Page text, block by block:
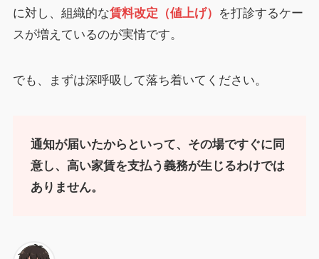
に対し、組織的な賃料改定（値上げ）
を打診するケー
スが増えているのが実情です。
でも、まずは深呼吸して落ち着いてください。
通知が届いたからといって、その場ですぐに同
意し、高い家賃を支払う義務が生じるわけでは
ありません。